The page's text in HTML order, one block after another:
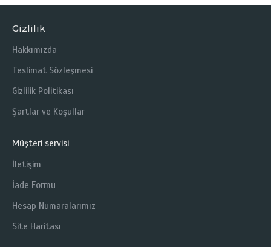
Gizlilik
Hakkımızda
Teslimat Sözleşmesi
Gizlilik Politikası
Şartlar ve Koşullar
Müşteri servisi
İletişim
İade Formu
Hesap Numaralarımız
Site Haritası